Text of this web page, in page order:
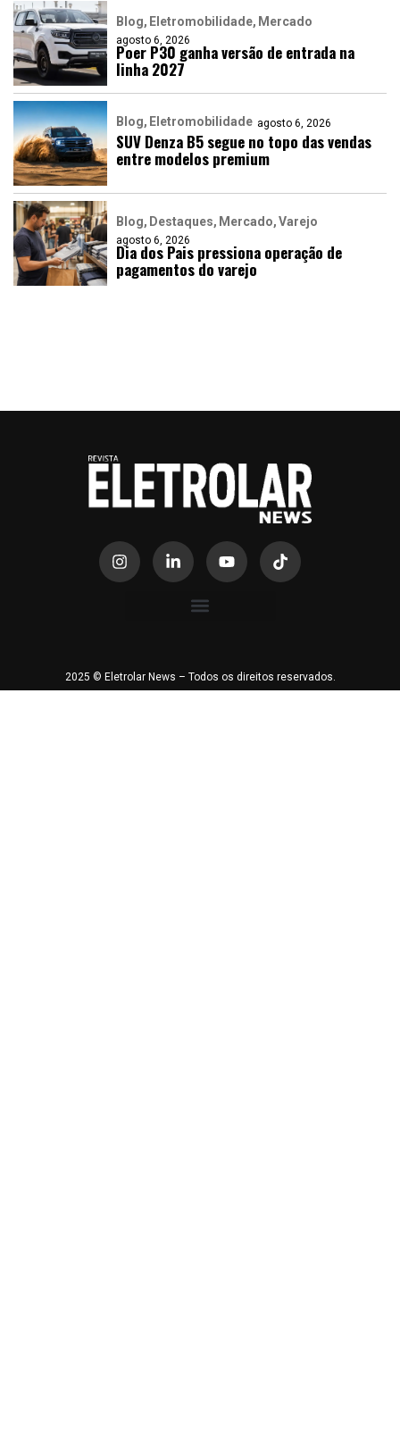
Blog Eletromobilidade Mercado
agosto 6, 2026
Poer P30 ganha versão de entrada na
linha 2027
Blog Eletromobilidade agosto 6, 2026
SUV Denza B5 segue no topo das vendas
entre modelos premium
Blog Destaques Mercado Varejo
agosto 6, 2026
Dia dos Pais pressiona operação de
pagamentos do varejo
2025 © Eletrolar News – Todos os direitos reservados.